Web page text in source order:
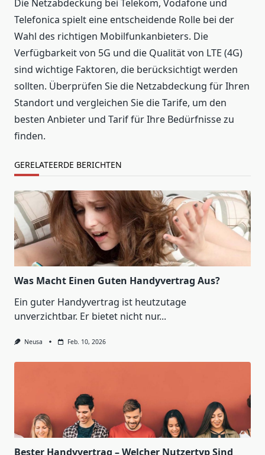
Die Netzabdeckung bei Telekom, Vodafone und
Telefonica spielt eine entscheidende Rolle bei der
Wahl des richtigen Mobilfunkanbieters. Die
Verfügbarkeit von 5G und die Qualität von LTE (4G)
sind wichtige Faktoren, die berücksichtigt werden
sollten. Überprüfen Sie die Netzabdeckung für Ihren
Standort und vergleichen Sie die Tarife, um den
besten Anbieter und Tarif für Ihre Bedürfnisse zu
finden.
GERELATEERDE BERICHTEN
Was Macht Einen Guten Handyvertrag Aus?
Ein guter Handyvertrag ist heutzutage
unverzichtbar. Er bietet nicht nur...
Neusa Feb. 10, 2026
Bester Handyvertrag – Welcher Nutzertyp Sind